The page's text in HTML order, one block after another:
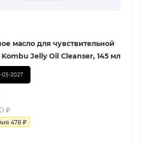
масло для чувствительной
Jelly Oil Cleanser, 145 мл
2027
₽
478 ₽